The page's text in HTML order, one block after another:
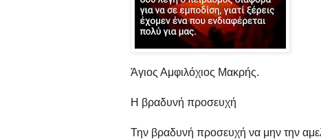
Άγιος Αμφιλόχιος Μακρής.
Η βραδυνή προσευχή
Την βραδυνή προσευχή να μην την